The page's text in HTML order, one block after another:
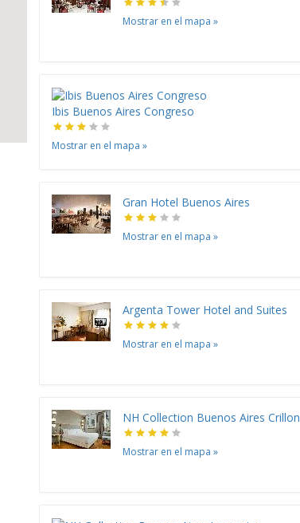
Mostrar en el mapa »
Ibis Buenos Aires Congreso
Mostrar en el mapa »
Gran Hotel Buenos Aires
Mostrar en el mapa »
Argenta Tower Hotel and Suites
Mostrar en el mapa »
NH Collection Buenos Aires Crillon
Mostrar en el mapa »